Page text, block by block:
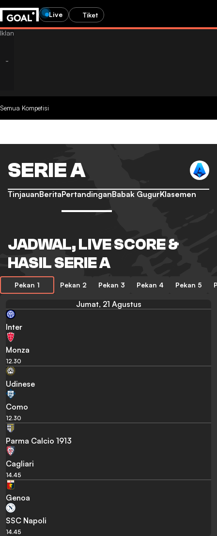
Live Tiket
Semua Kompetisi
SERIE A
TinjauanBeritaPertandinganBabak GugurKlasemen
JADWAL, LIVE SCORE &
HASIL SERIE A
Pekan 1 Pekan 2 Pekan 3 Pekan 4 Pekan 5
Jumat, 21 Agustus
Inter
Monza
12.30
Udinese
Como
12.30
Parma Calcio 1913
Cagliari
14.45
Genoa
SSC Napoli
14.45